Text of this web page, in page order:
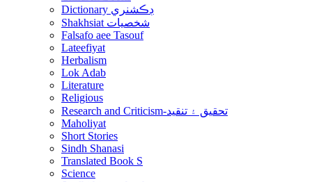
Dictionary ڊڪشنري
Shakhsiat شخصيات
Falsafo aee Tasouf
Lateefiyat
Herbalism
Lok Adab
Literature
Religious
Research and Criticism-تحقيق ۽ تنقيد
Maholiyat
Short Stories
Sindh Shanasi
Translated Book S
Science